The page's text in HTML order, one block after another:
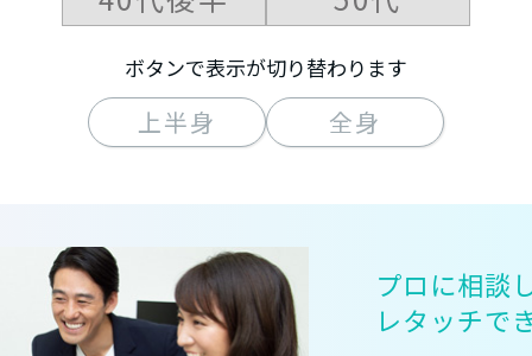
ボタンで表示が切り替わります
上半身 全身
プロに相談
レタッチで